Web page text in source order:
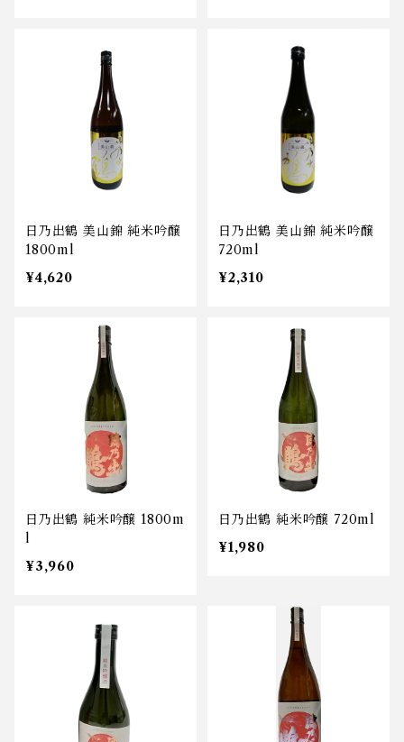
日乃出鶴 美山錦 純米吟醸
1800ml
¥4,620
日乃出鶴 美山錦 純米吟醸
720ml
¥2,310
日乃出鶴 純米吟醸 1800m
l
¥3,960
日乃出鶴 純米吟醸 720ml
¥1,980